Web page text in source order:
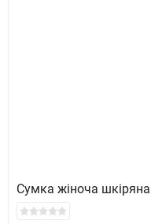
Сумка жіноча